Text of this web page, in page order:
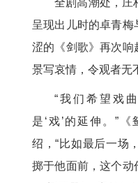
全剧高潮处，庄
呈现出儿时的卓青
涩的《剑歌》再次响
景写哀情，令观者无
“我们希望戏
是‘戏’的延伸。”
绍，“比如最后一场
掷于他面前，这个动